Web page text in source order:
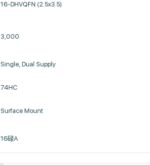
16-DHVQFN (2.5x3.5)
3,000
Single, Dual Supply
74HC
Surface Mount
16碌A